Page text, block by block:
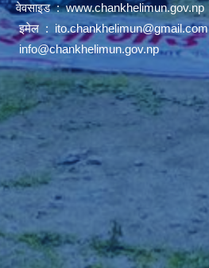
वेवसाइड :www.chankhelimun.gov.np
इमेल : ito.chankhelimun@gmail.com
info@chankhelimun.gov.np